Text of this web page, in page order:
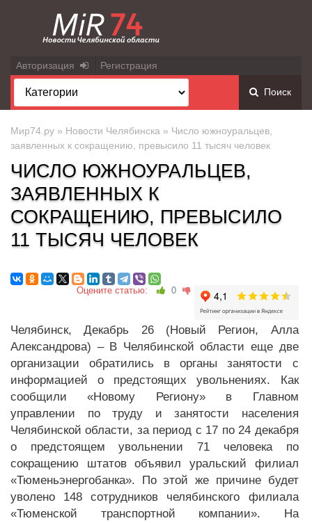
Авторизация Регистрация
Поиск
Мир74.ру » Новости Челябинска » Число южноуральцев,
заявленных к сокращению, превысило 11 тысяч человек
ЧИСЛО ЮЖНОУРАЛЬЦЕВ,
ЗАЯВЛЕННЫХ К
СОКРАЩЕНИЮ, ПРЕВЫСИЛО
11 ТЫСЯЧ ЧЕЛОВЕК
Оцените статью: 0
Челябинск, Декабрь 26 (Новый Регион, Алла
Александрова) – В Челябинской области еще две
организации обратились в органы занятости с
информацией о предстоящих увольнениях. Как
сообщили «Новому Региону» в Главном
управлении по труду и занятости населения
Челябинской области, за период с 17 по 24 декабря
о предстоящем увольнении 71 человека по
сокращению штатов объявил уральский филиал
«Тюменьэнергобанка». По этой же причине будет
уволено 148 сотрудников челябинского филиала
«Тюменской транспортной компании». На